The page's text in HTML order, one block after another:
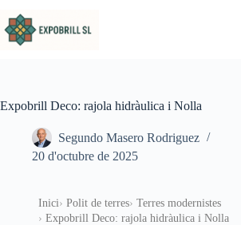
Expobrill Deco: rajola hidràulica i Nolla
Segundo Masero Rodriguez
20 d'octubre de 2025
Inici Polit de terres
Terres modernistes
Expobrill Deco: rajola hidràulica i Nolla